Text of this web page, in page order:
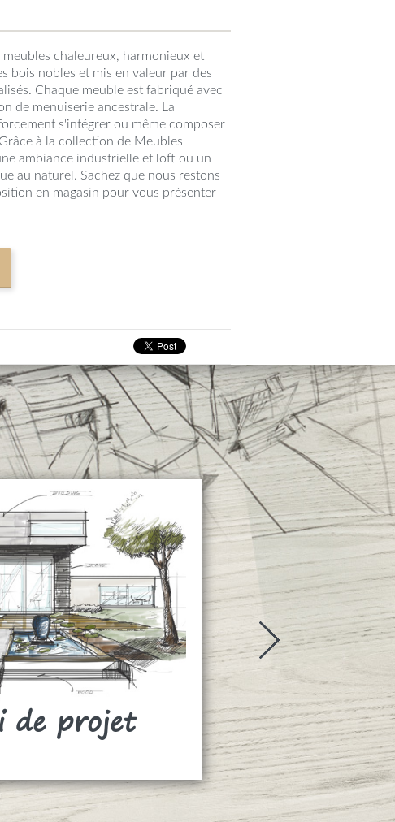
meubles chaleureux, harmonieux et
bois nobles et mis en valeur par des
Chaque meuble est fabriqué avec
de menuiserie ancestrale. La
s'intégrer ou même composer
à la collection de Meubles
ambiance industrielle et loft ou un
au naturel. Sachez que nous restons
en magasin pour vous présenter
de projet